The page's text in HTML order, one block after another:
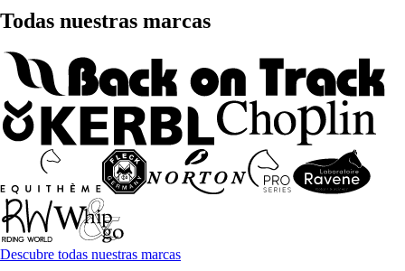
Todas nuestras marcas
Descubre todas nuestras marcas